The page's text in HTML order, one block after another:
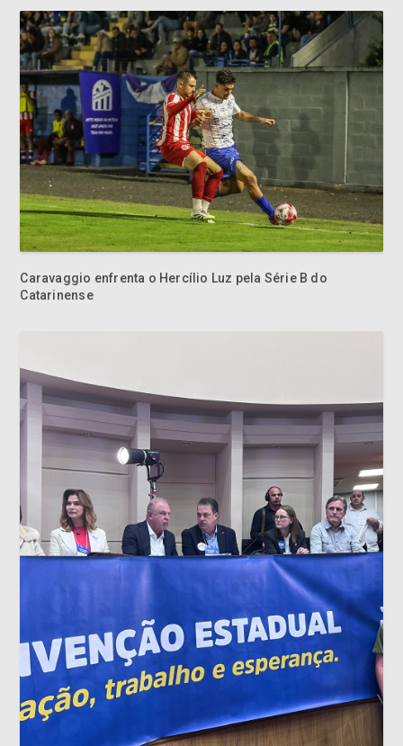
Caravaggio enfrenta o Hercílio Luz pela Série B do
Catarinense